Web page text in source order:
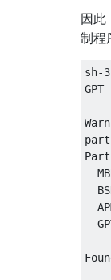
因此
制程
sh-